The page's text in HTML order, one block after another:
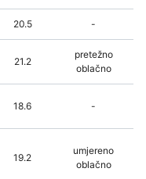
20.5 -
21.2
pretežno
oblačno
18.6 -
19.2
umjereno
oblačno